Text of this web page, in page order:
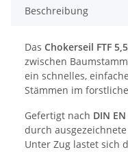
Beschreibung
Das Chokerseil FTF 5,5
zwischen
ein schnelles,
Stämmen im
Gefertigt nach DIN
durch
Unter Zug lastet sich